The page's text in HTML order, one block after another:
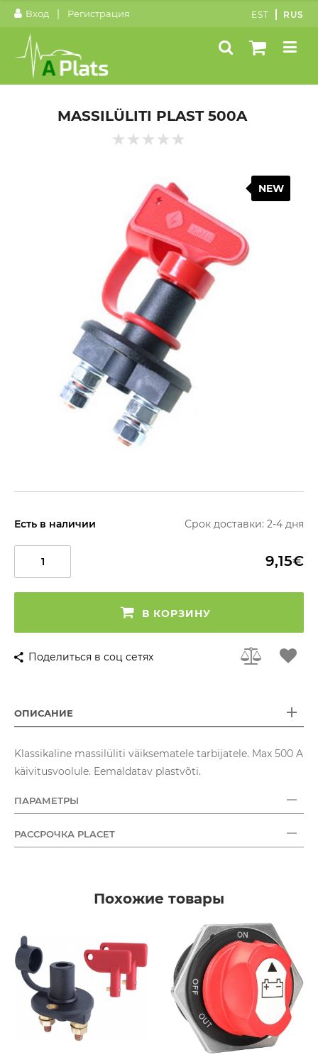
Вход | Регистрация EST RUS
MASSILÜLITI PLAST 500A
NEW
Есть в наличии Срок доставки: 2-4 дня
9,15€
В КОРЗИНУ
Поделиться в соц сетях
ОПИСАНИЕ
Klassikaline massilüliti väiksematele tarbijatele. Max 500 A
käivitusvoolule. Eemaldatav plastvõti.
ПАРАМЕТРЫ
РАССРОЧКА PLACET
Похожие товары